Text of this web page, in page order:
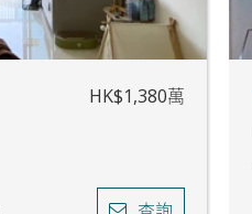
HK$1,380萬